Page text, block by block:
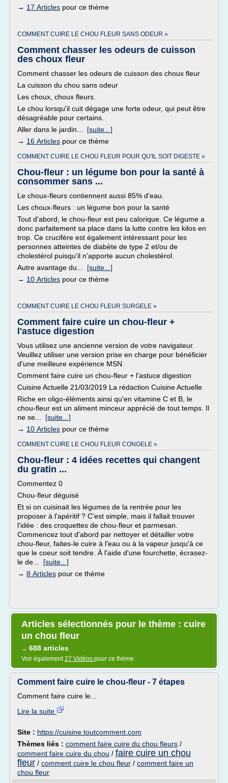
→ 17 Articles pour ce thème
COMMENT CUIRE LE CHOU FLEUR SANS ODEUR »
Comment chasser les odeurs de cuisson
des choux fleur
Comment chasser les odeurs de cuisson des choux fleur
La cuisson du chou sans odeur
Les choux, choux fleurs.
Le chou lorsqu'il cuit dégage une forte odeur, qui peut être
désagréable pour certains.
Aller dans le jardin... [suite...]
→ 16 Articles pour ce thème
COMMENT CUIRE LE CHOU FLEUR POUR QU'IL SOIT DIGESTE »
Chou-fleur : un légume bon pour la santé à
consommer sans ...
Le choux-fleurs contiennent aussi 85% d'eau.
Les choux-fleurs : un légume bon pour la santé
Tout d'abord, le chou-fleur est peu calorique. Ce légume a
donc parfaitement sa place dans la lutte contre les kilos en
trop. Ce crucifère est également intéressant pour les
personnes atteintes de diabète de type 2 et/ou de
cholestérol puisqu'il n'apporte aucun cholestérol.
Autre avantage du... [suite...]
→ 10 Articles pour ce thème
COMMENT CUIRE LE CHOU FLEUR SURGELE »
Comment faire cuire un chou-fleur +
l'astuce digestion
Vous utilisez une ancienne version de votre navigateur.
Veuillez utiliser une version prise en charge pour bénéficier
d'une meilleure expérience MSN.
Comment faire cuire un chou-fleur + l'astuce digestion
Cuisine Actuelle 21/03/2019 La rédaction Cuisine Actuelle
Riche en oligo-éléments ainsi qu'en vitamine C et B, le
chou-fleur est un aliment minceur apprécié de tout temps. Il
ne se... [suite...]
→ 10 Articles pour ce thème
COMMENT CUIRE LE CHOU FLEUR CONGELE »
Chou-fleur : 4 idées recettes qui changent
du gratin ...
Commentez 0
Chou-fleur déguisé
Et si on cuisinait les légumes de la rentrée pour les
proposer à l'apéritif ? C'est simple, mais il fallait trouver
l'idée : des croquettes de chou-fleur et parmesan.
Commencez tout d'abord par nettoyer et détailler votre
chou-fleur, faites-le cuire à l'eau ou à la vapeur jusqu'à ce
que le coeur soit tendre. À l'aide d'une fourchette, écrasez-
le de... [suite...]
→ 8 Articles pour ce thème
Articles sélectionnés pour le thème : cuire
un chou fleur
→ 688 articles
Voir également27 Vidéos pour ce thème
Comment faire cuire le chou-fleur - 7 étapes
Comment faire cuire le...
Lire la suite
Site : https://cuisine.toutcomment.com
Thèmes liés : comment faire cuire du chou fleurs /
comment faire cuire du chou / faire cuire un chou
fleur / comment cuire le chou fleur / comment faire un
chou fleur